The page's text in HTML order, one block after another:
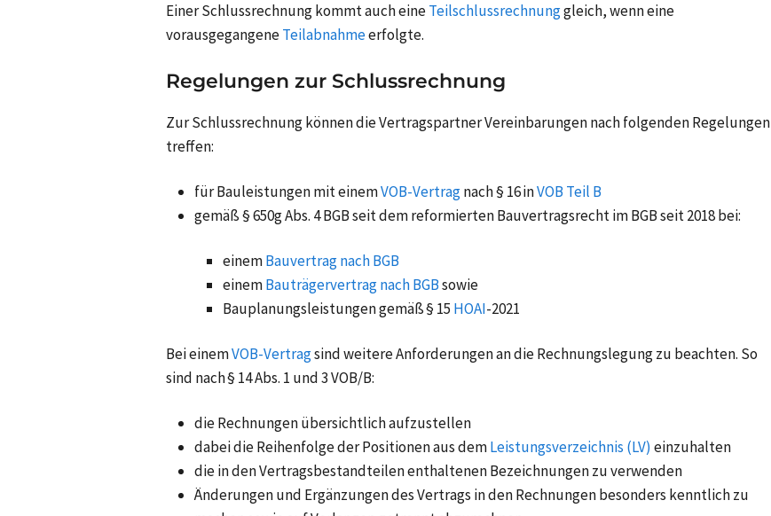
Einer Schlussrechnung kommt auch eineTeilschlussrechnunggleich, wenn eine
vorausgegangeneTeilabnahmeerfolgte.
Regelungen zur Schlussrechnung
Zur Schlussrechnung können die Vertragspartner Vereinbarungen nach folgenden Regelungen
treffen:
für Bauleistungen mit einemVOB-Vertragnach § 16 inVOB Teil B
gemäß § 650g Abs. 4 BGB seit dem reformierten Bauvertragsrecht im BGB seit 2018 bei:
einemBauvertrag nach BGB
einemBauträgervertrag nach BGBsowie
Bauplanungsleistungen gemäß § 15 HOAI-2021
Bei einemVOB-Vertragsind weitere Anforderungen an die Rechnungslegung zu beachten. So
sind nach § 14 Abs. 1 und 3 VOB/B:
die Rechnungen übersichtlich aufzustellen
dabei die Reihenfolge der Positionen aus demLeistungsverzeichnis (LV) einzuhalten
die in den Vertragsbestandteilen enthaltenen Bezeichnungen zu verwenden
Änderungen und Ergänzungen des Vertrags in den Rechnungen besonders kenntlich zu